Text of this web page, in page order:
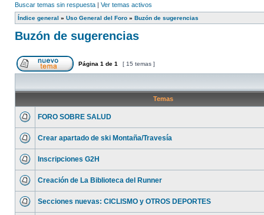
Buscar temas sin respuesta | Ver temas activos
Índice general » Uso General del Foro » Buzón de sugerencias
Buzón de sugerencias
Página 1 de 1 [ 15 temas ]
Temas
FORO SOBRE SALUD
Crear apartado de ski Montaña/Travesía
Inscripciones G2H
Creación de La Biblioteca del Runner
Secciones nuevas: CICLISMO y OTROS DEPORTES